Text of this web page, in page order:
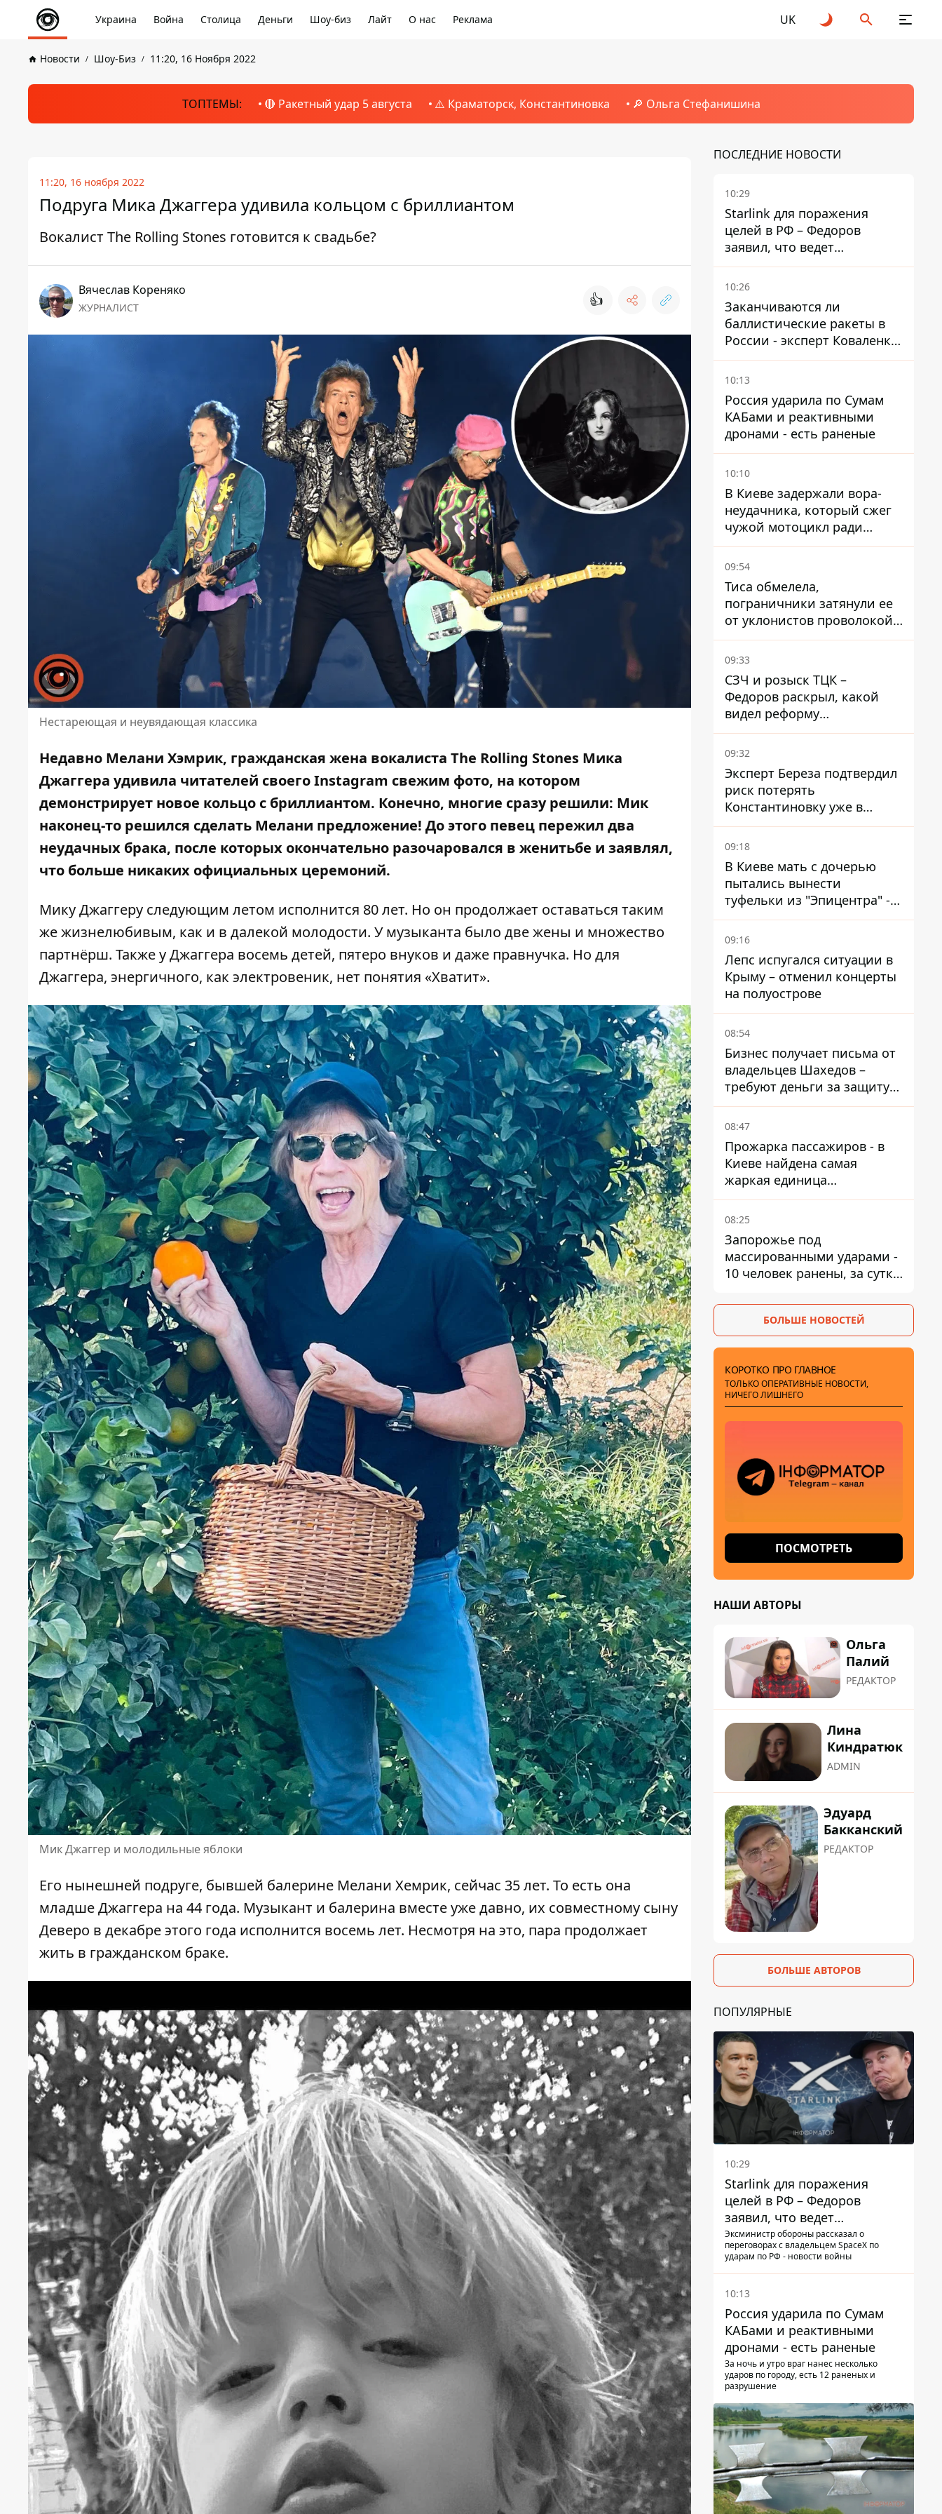
Украина Война Столица Деньги Шоу-биз Лайт О нас Реклама UK
Новости Шоу-Биз 11:20, 16 Ноября 2022
ТОПТЕМЫ: 🔴 Ракетный удар 5 августа ⚠️ Краматорск, Константиновка 🔎 Ольга Стефанишина
11:20, 16 ноября 2022
Подруга Мика Джаггера удивила кольцом с бриллиантом
Вокалист The Rolling Stones готовится к свадьбе?
Вячеслав Кореняко
ЖУРНАЛИСТ 👍
Нестареющая и неувядающая классика
Недавно Мелани Хэмрик, гражданская жена вокалиста The Rolling Stones Мика
Джаггера удивила читателей своего Instagram свежим фото, на котором
демонстрирует новое кольцо с бриллиантом. Конечно, многие сразу решили: Мик
наконец-то решился сделать Мелани предложение! До этого певец пережил два
неудачных брака, после которых окончательно разочаровался в женитьбе и заявлял,
что больше никаких официальных церемоний.
Мику Джаггеру следующим летом исполнится 80 лет. Но он продолжает оставаться таким
жежизнелюбивым, как и в далекой молодости. У музыканта было две жены и множество
партнёрш. Также у Джаггера восемь детей, пятеро внуков и даже правнучка. Но для
Джаггера, энергичного, как электровеник, нет понятия «Хватит».
Мик Джаггер и молодильные яблоки
Его нынешней подруге, бывшей балерине Мелани Хемрик, сейчас 35 лет. То есть она
младше Джаггера на 44 года. Музыкант и балерина вместе уже давно, их совместному сыну
Деверо в декабре этого года исполнится восемь лет. Несмотря на это, пара продолжает
жить в гражданском браке.
ПОСЛЕДНИЕ НОВОСТИ
10:29
Starlink для поражения
целей в РФ – Федоров
заявил, что ведет
переговоры с Илоном
Маском
10:26
Заканчиваются ли
баллистические ракеты в
России - эксперт Коваленко
дал ответ, который вряд ли
понравится украинцам
10:13
Россия ударила по Сумам
КАБами и реактивными
дронами - есть раненые
10:10
В Киеве задержали вора-
неудачника, который сжег
чужой мотоцикл ради
содержимого багажника
09:54
Тиса обмелела,
пограничники затянули ее
от уклонистов проволокой
Егоза, которая убивает
диких животных -
тревогу
09:33
СЗЧ и розыск ТЦК –
Федоров раскрыл, какой
видел реформу
мобилизации
09:32
Эксперт Береза ​​подтвердил
риск потерять
Константиновку уже в
ближайшие месяцы
09:18
В Киеве мать с дочерью
пытались вынести
туфельки из "Эпицентра" -
суд вынес приговор
09:16
Лепс испугался ситуации в
Крыму – отменил концерты
на полуострове
08:54
Бизнес получает письма от
владельцев Шахедов –
требуют деньги за защиту
от атак
08:47
Прожарка пассажиров - в
Киеве найдена самая
жаркая единица
общественного транспорта
08:25
Запорожье под
массированными ударами -
10 человек ранены, за сутки
БОЛЬШЕ НОВОСТЕЙ
КОРОТКО ПРО ГЛАВНОЕ
ТОЛЬКО ОПЕРАТИВНЫЕ НОВОСТИ,
НИЧЕГО ЛИШНЕГО
ПОСМОТРЕТЬ
НАШИ АВТОРЫ
Ольга
Палий
РЕДАКТОР
Лина
Киндратюк
ADMIN
Эдуард
Бакканский
РЕДАКТОР
БОЛЬШЕ АВТОРОВ
ПОПУЛЯРНЫЕ
10:29
Starlink для поражения
целей в РФ – Федоров
заявил, что ведет
переговоры с Илоном
Маском
Эксминистр обороны рассказал о
переговорах с владельцем SpaceX по
ударам по РФ - новости войны
10:13
Россия ударила по Сумам
КАБами и реактивными
дронами - есть раненые
За ночь и утро враг нанес несколько
ударов по городу, есть 12 раненых и
разрушение